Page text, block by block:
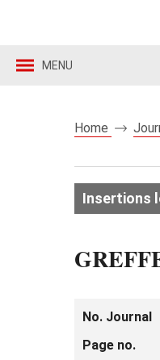
MENU
Home
Insertions
No. Journal
Page no.